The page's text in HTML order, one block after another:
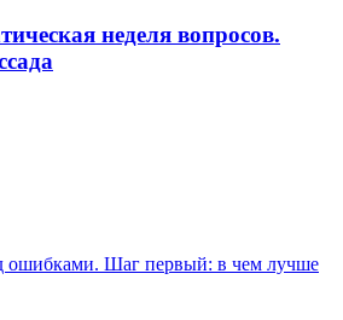
неделя вопросов.
ошибками. Шаг первый: в чем лучше